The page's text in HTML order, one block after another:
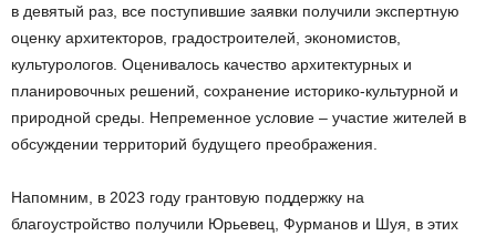
в девятый раз, все поступившие заявки получили экспертную
оценку архитекторов, градостроителей, экономистов,
культурологов. Оценивалось качество архитектурных и
планировочных решений, сохранение историко-культурной и
природной среды. Непременное условие – участие жителей в
обсуждении территорий будущего преображения.
Напомним, в 2023 году грантовую поддержку на
благоустройство получили Юрьевец, Фурманов и Шуя, в этих